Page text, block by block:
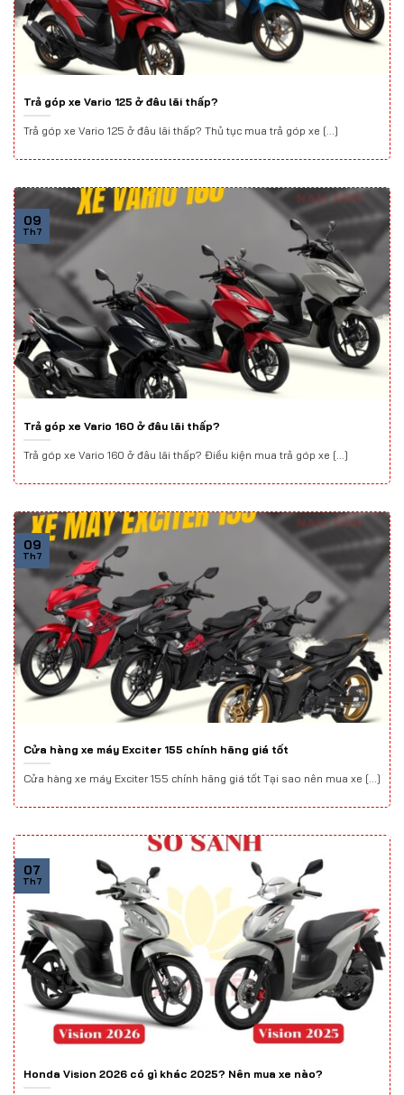
Trả góp xe Vario 125 ở đâu lãi thấp?
Trả góp xe Vario 125 ở đâu lãi thấp? Thủ tục mua trả góp xe [...]
Trả góp xe Vario 160 ở đâu lãi thấp?
Trả góp xe Vario 160 ở đâu lãi thấp? Điều kiện mua trả góp xe [...]
09
Th7
Cửa hàng xe máy Exciter 155 chính hãng giá tốt
Cửa hàng xe máy Exciter 155 chính hãng giá tốt Tại sao nên mua xe [...]
09
Th7
Honda Vision 2026 có gì khác 2025? Nên mua xe nào?
07
Th7